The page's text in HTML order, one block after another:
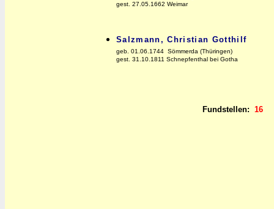
gest. 27.05.1662 Weimar
Salzmann, Christian Gotthilf
geb. 01.06.1744 Sömmerda (Thüringen)
gest. 31.10.1811 Schnepfenthal bei Gotha
Fundstellen: 16